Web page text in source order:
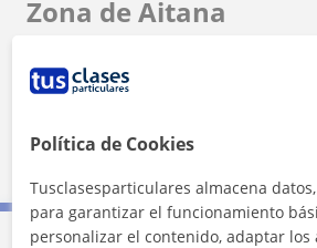
Zona de Aitana
Localidades a las que se desplaza
Getafe
Fuenlabrada
Política de Cookies
Tusclasesparticulares almacena
para garantizar el funcionamiento
personalizar el contenido, adaptar